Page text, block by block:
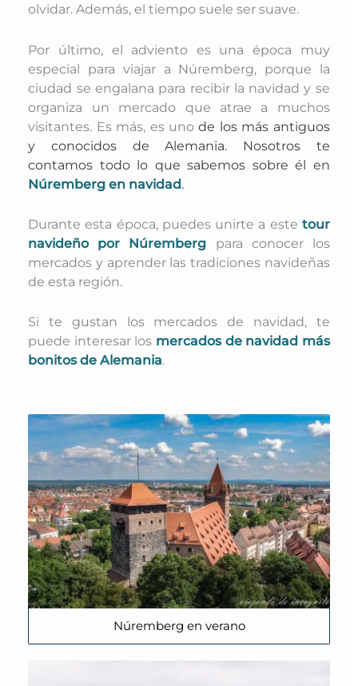
olvidar. Además, el tiempo suele ser suave.
Por último, el adviento es una época muy
especial para viajar a Núremberg, porque la
ciudad se engalana para recibir la navidad y se
organiza un mercado que atrae a muchos
visitantes. Es más, es unode los más antiguos
y conocidos de Alemania. Nosotros te
contamos todo lo que sabemos sobre él en
Núremberg en navidad.
Durante esta época, puedes unirte a este tour
navideño por Núremberg
para conocer los
mercados y aprender las tradiciones navideñas
de esta región.
Si te gustan los mercados de navidad, te
puede interesar los mercados de navidad más
bonitos de Alemania.
Núremberg en verano